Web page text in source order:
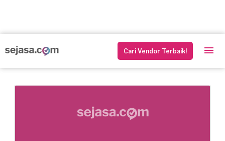
Cari Vendor Terbaik!